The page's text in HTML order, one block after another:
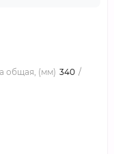
общая, (мм) 340